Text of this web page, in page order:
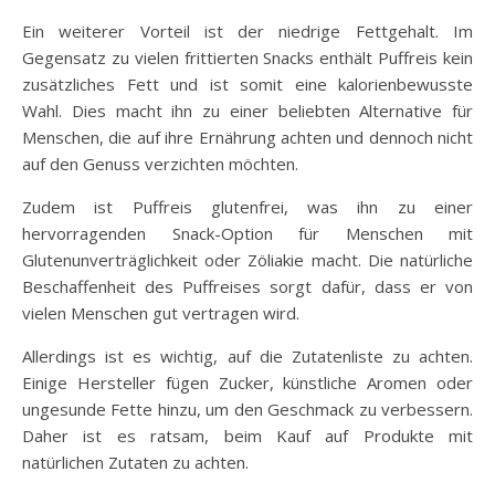
Ein weiterer Vorteil ist der niedrige Fettgehalt. Im
Gegensatz zu vielen frittierten Snacks enthält Puffreis kein
zusätzliches Fett und ist somit eine kalorienbewusste
Wahl. Dies macht ihn zu einer beliebten Alternative für
Menschen, die auf ihre Ernährung achten und dennoch nicht
auf den Genuss verzichten möchten.
Zudem ist Puffreis glutenfrei, was ihn zu einer
hervorragenden Snack-Option für Menschen mit
Glutenunverträglichkeit oder Zöliakie macht. Die natürliche
Beschaffenheit des Puffreises sorgt dafür, dass er von
vielen Menschen gut vertragen wird.
Allerdings ist es wichtig, auf die Zutatenliste zu achten.
Einige Hersteller fügen Zucker, künstliche Aromen oder
ungesunde Fette hinzu, um den Geschmack zu verbessern.
Daher ist es ratsam, beim Kauf auf Produkte mit
natürlichen Zutaten zu achten.